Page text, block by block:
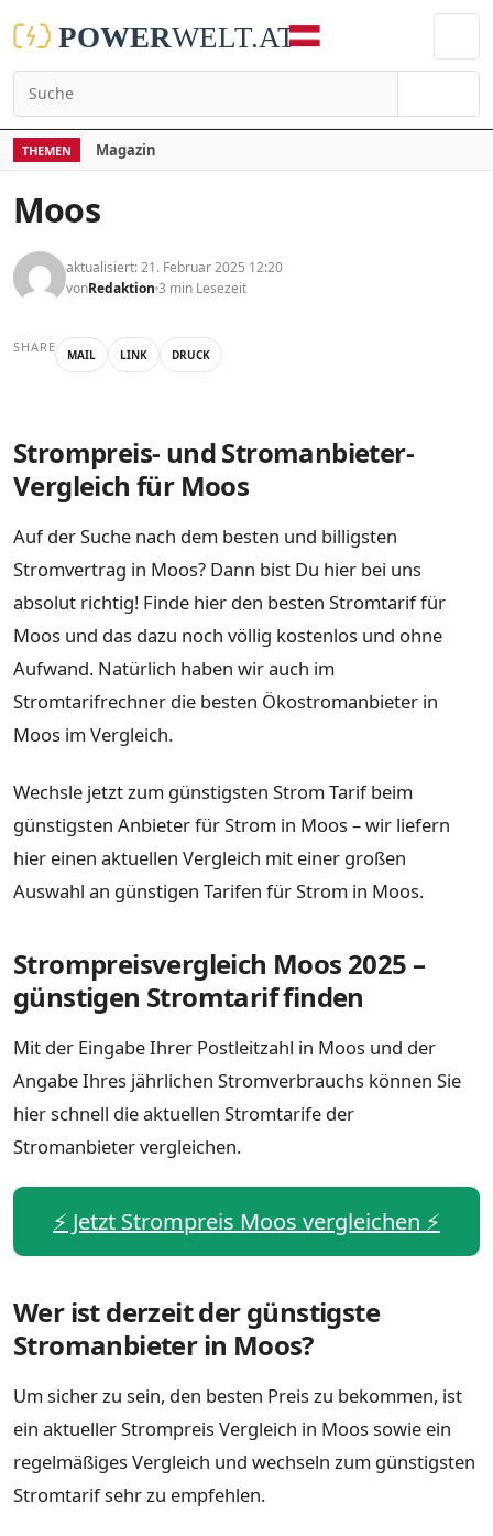
THEMEN Magazin
Moos
aktualisiert: 21. Februar 2025 12:20
vonRedaktion 3 min Lesezeit
SHARE MAIL LINK DRUCK
Strompreis- und Stromanbieter-
Vergleich für Moos
Auf der Suche nach dem besten und billigsten
Stromvertrag in Moos? Dann bist Du hier bei uns
absolut richtig! Finde hier den besten Stromtarif für
Moos und das dazu noch völlig kostenlos und ohne
Aufwand. Natürlich haben wir auch im
Stromtarifrechner die besten Ökostromanbieter in
Moos im Vergleich.
Wechsle jetzt zum günstigsten Strom Tarif beim
günstigsten Anbieter für Strom in Moos – wir liefern
hier einen aktuellen Vergleich mit einer großen
Auswahl an günstigen Tarifen für Strom in Moos.
Strompreisvergleich Moos 2025 –
günstigen Stromtarif finden
Mit der Eingabe Ihrer Postleitzahl in Moos und der
Angabe Ihres jährlichen Stromverbrauchs können Sie
hier schnell die aktuellen Stromtarife der
Stromanbieter vergleichen.
⚡️ Jetzt Strompreis Moos vergleichen ⚡️
Wer ist derzeit der günstigste
Stromanbieter in Moos?
Um sicher zu sein, den besten Preis zu bekommen, ist
ein aktueller Strompreis Vergleich in Moos sowie ein
regelmäßiges Vergleich und wechseln zum günstigsten
Stromtarif sehr zu empfehlen.